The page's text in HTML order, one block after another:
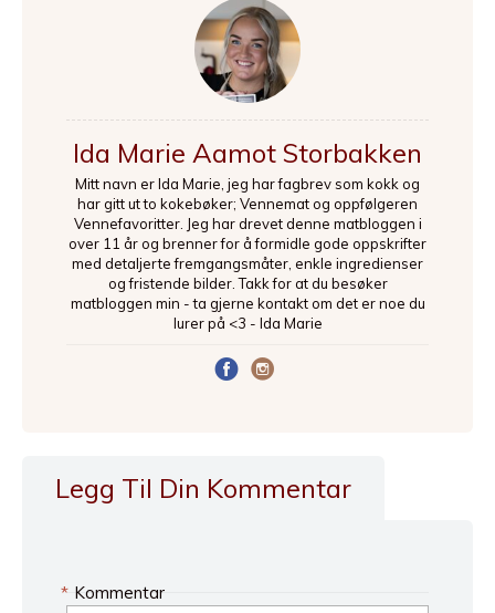
Ida Marie Aamot Storbakken
Mitt navn er Ida Marie, jeg har fagbrev som kokk og
har gitt ut to kokebøker; Vennemat og oppfølgeren
Vennefavoritter. Jeg har drevet denne matbloggen i
over 11 år og brenner for å formidle gode oppskrifter
med detaljerte fremgangsmåter, enkle ingredienser
og fristende bilder. Takk for at du besøker
matbloggen min - ta gjerne kontakt om det er noe du
lurer på <3 - Ida Marie
Legg Til Din Kommentar
Kommentar
*